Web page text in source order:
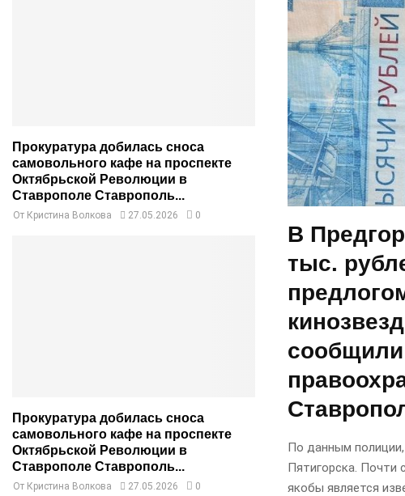
В
тыс.
По данным полиции,
Пятигорска. Почти
якобы является
Прокуратура добилась сноса
самовольного кафе на проспекте
Октябрьской Революции в
Ставрополе Ставрополь...
От Кристина Волкова 27.05.2026 0
Прокуратура добилась сноса
самовольного кафе на проспекте
Октябрьской Революции в
Ставрополе Ставрополь...
От Кристина Волкова 27.05.2026 0